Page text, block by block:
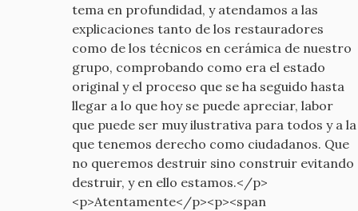
tema en profundidad, y atendamos a las
explicaciones tanto de los restauradores
como de los técnicos en cerámica de nuestro
grupo, comprobando como era el estado
original y el proceso que se ha seguido hasta
llegar a lo que hoy se puede apreciar, labor
que puede ser muy ilustrativa para todos y a la
que tenemos derecho como ciudadanos. Que
no queremos destruir sino construir evitando
destruir, y en ello estamos.</p>
<p>Atentamente</p><p><span